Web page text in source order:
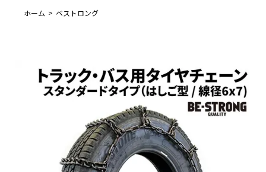
ホーム ベストロング